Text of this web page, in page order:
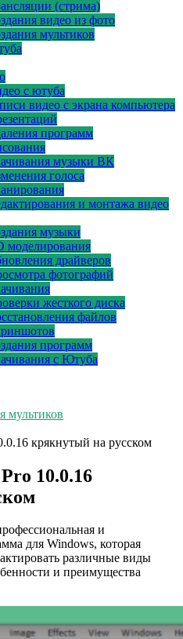
(стрима)
видео из фото
мультиков
с ютуба
видео с экрана компьютера
программ
музыки ВК
голоса
и монтажа видео
музыки
моделирования
драйверов
фотографий
жесткого диска
файлов
программ
с Ютуба
мультиков
крякнутый на русском
10.0.16
и
для Windows, которая
различные виды
и преимущества